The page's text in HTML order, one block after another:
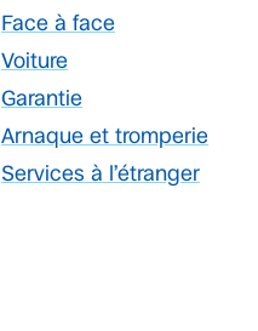
Face à face
Voiture
Garantie
Arnaque et tromperie
Services à l’étranger